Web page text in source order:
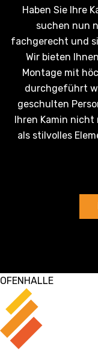
Haben Sie Ihre
suchen nun
fachgerecht und
Wir bieten
Montage mit
durchgeführt
geschulten
Ihren Kamin nicht
als stilvolles
OFENHALLE